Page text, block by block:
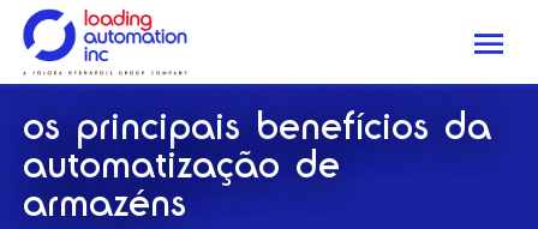
Loading
Automation
Inc
os principais benefícios da
automatização de
armazéns